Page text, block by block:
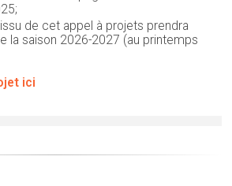
de cet appel à projets prendra
la saison 2026-2027 (au printemps
ici